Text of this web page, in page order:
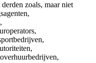
zoals, maar niet